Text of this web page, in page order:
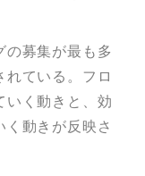
の募集が最も多
れている。フロ
いく動きと、効
く動きが反映さ